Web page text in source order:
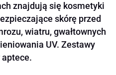
znajdują się kosmetyki
skórę przed
wiatru, gwałtownych
UV. Zestawy
aptece.